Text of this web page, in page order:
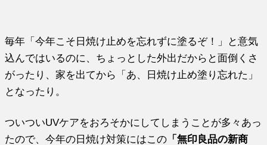
毎年「今年こそ日焼け止めを忘れずに塗るぞ！」と意気
込んではいるのに、ちょっとした外出だからと面倒くさ
がったり、家を出てから「あ、日焼け止め塗り忘れた」
となったり。
ついついUVケアをおろそかにしてしまうことが多々あっ
たので、今年の日焼け対策にはこの 「無印良品の新商